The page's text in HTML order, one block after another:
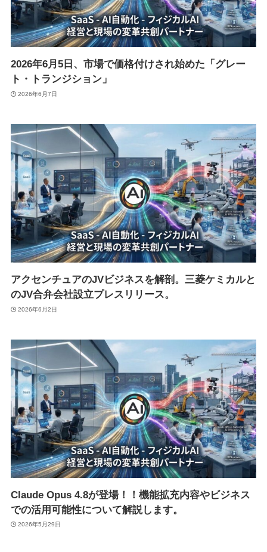
2026年6月5日、市場で価格付けされ始めた「グレー
ト・トランジション」
2026年6月7日
アクセンチュアのJVビジネスを解剖。三菱ケミカルと
のJV合弁会社設立プレスリリース。
2026年6月2日
Claude Opus 4.8が登場！！機能拡充内容やビジネス
での活用可能性について解説します。
2026年5月29日